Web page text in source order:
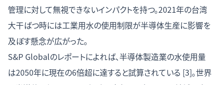
管理に対して無視できないインパクトを持つ。2021年の台湾
大干ばつ時には工業用水の使用制限が半導体生産に影響を
及ぼす懸念が広がった。
S&P Globalのレポートによれば、半導体製造業の水使用量
は2050年に現在の6倍超に達すると試算されている [3]。世界